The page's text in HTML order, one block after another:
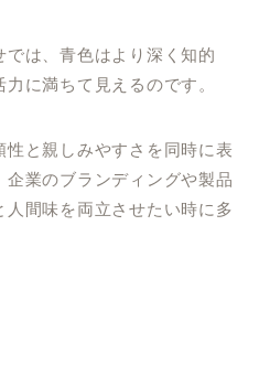
は、青色はより深く知的
に満ちて見えるのです。
と親しみやすさを同時に表
業のブランディングや製品
間味を両立させたい時に多